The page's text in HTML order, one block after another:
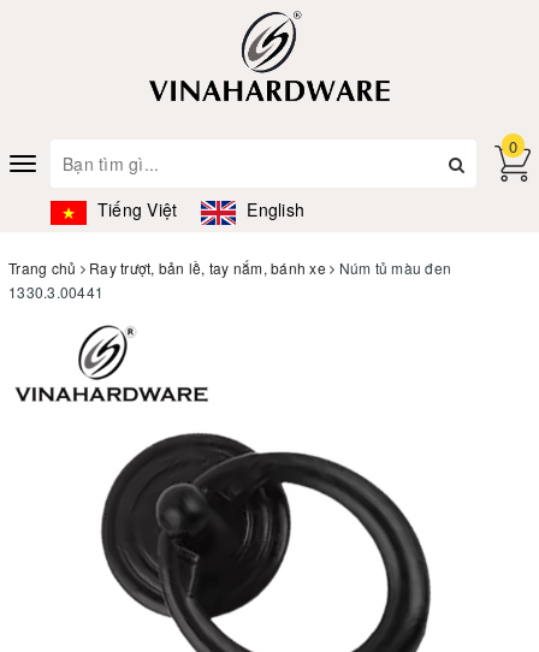
Toggle
navigation
Tiếng Việt English
0
Trang chủ Ray trượt, bản lề, tay nắm, bánh xe
Núm tủ màu đen
1330.3.00441